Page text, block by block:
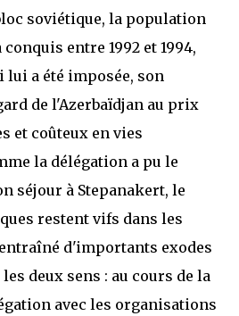
soviétique, la population
entre 1992 et 1994,
lui a été imposée, son
de l'Azerbaïdjan au prix
et coûteux en vies
la délégation a pu le
séjour à Stepanakert, le
restent vifs dans les
d'importants exodes
deux sens : au cours de la
avec les organisations